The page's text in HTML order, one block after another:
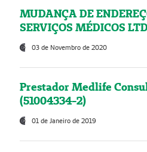
MUDANÇA DE
SERVIÇOS MÉDICOS
03 de Novembro de 2020
Prestador Medlife
(51004334-2)
01 de Janeiro de 2019